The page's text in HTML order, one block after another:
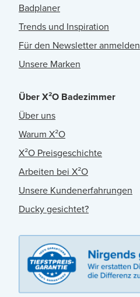
Badplaner
Trends und Inspiration
Für den Newsletter anmelden
Unsere Marken
Über X²O Badezimmer
Über uns
Warum X²O
X²O Preisgeschichte
Arbeiten bei X²O
Unsere Kundenerfahrungen
Ducky gesichtet?